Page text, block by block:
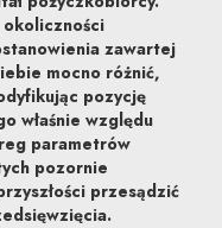
zawartej
mocno różnić,
pozycję
właśnie względu
parametrów
pozornie
przesądzić